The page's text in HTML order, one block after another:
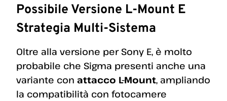
Possibile Versione L-Mount E
Strategia Multi-Sistema
Oltre alla versione per Sony E, è molto
probabile che Sigma presenti anche una
variante con attacco L-Mount, ampliando
la compatibilità con fotocamere